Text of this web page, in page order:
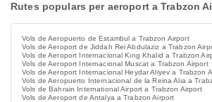
Rutes populars per aeroport a Trabzon
Vols de Aeropuerto de Estambul a Trabzon Airport
Vols de Aeroport de Jiddah Rei Abdulaziz a Trabzon
Vols de Aeroport Internacional King Khalid a Trabzon
Vols de Aeroport Internacional Muscat a Trabzon Airport
Vols de Aeroport Internacional Heydar Aliyev a Trabzon
Vols de Aeropuerto Internacional de la Reina Alia a
Vols de Bahrain International Airport a Trabzon Airport
Vols de Aeroport de Antalya a Trabzon Airport